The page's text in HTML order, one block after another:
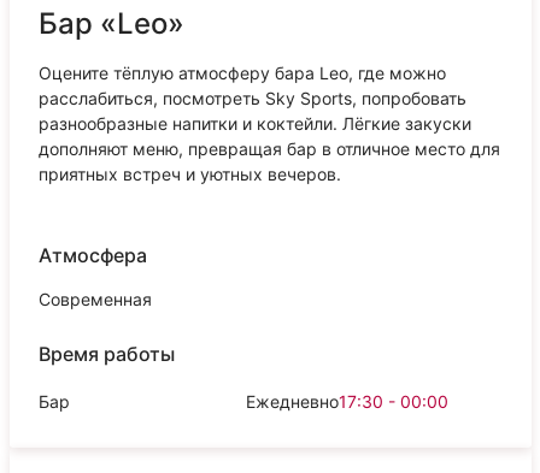
Бар «Leo»
Оцените тёплую атмосферу бара Leo, где можно
расслабиться, посмотреть Sky Sports, попробовать
разнообразные напитки и коктейли. Лёгкие закуски
дополняют меню, превращая бар в отличное место для
приятных встреч и уютных вечеров.
Атмосфера
Современная
Время работы
Бар Ежедневно17:30 - 00:00